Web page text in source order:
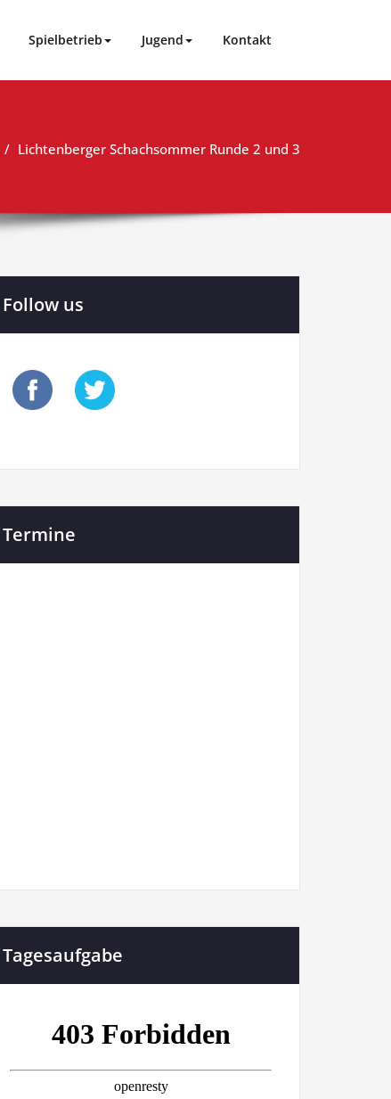
Spielbetrieb Jugend Kontakt
Lichtenberger Schachsommer Runde 2 und 3
Follow us
Termine
Tagesaufgabe